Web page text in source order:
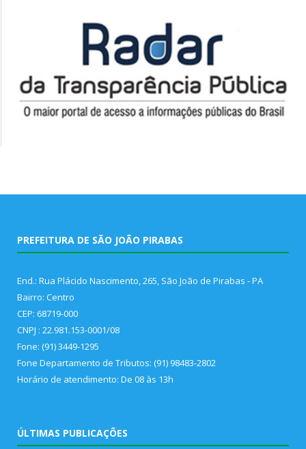
PREFEITURA DE SÃO JOÃO PIRABAS
End.: Rua Plácido Nascimento, 265, São João de Pirabas - PA
Bairro: Centro
CEP: 68719-000
CNPJ : 22.981.153-0001/08
Fone: (91) 3449-1295
Fone Departamento de Tributos: (91) 98483-2802
Horário de atendimento: De 08 às 13h
ÚLTIMAS PUBLICAÇÕES